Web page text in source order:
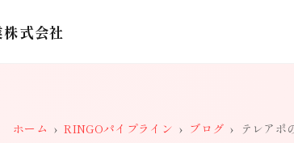
式会社
ホーム › RINGOパイプライン › ブログ › テレアポ